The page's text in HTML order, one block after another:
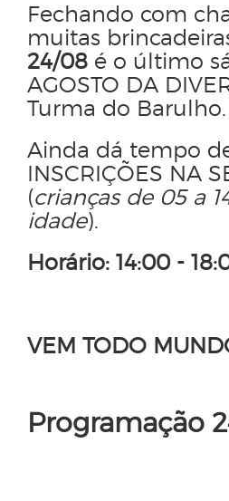
Fechando com
muitas
24/08 é o último
AGOSTO DA
Turma do Barulho.
Ainda dá tempo
INSCRIÇÕES NA
(crianças de 05 a
idade).
Horário: 14:00 -
VEM TODO
Programação